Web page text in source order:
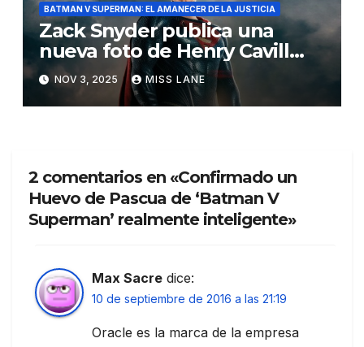
BATMAN V SUPERMAN: EL AMANECER DE LA JUSTICIA
Zack Snyder publica una
nueva foto de Henry Cavill
como Superman
NOV 3, 2025 MISS LANE
2 comentarios en «Confirmado un
Huevo de Pascua de ‘Batman V
Superman’ realmente inteligente»
Max Sacre dice:
10 de septiembre de 2016 a las 21:19
Oracle es la marca de la empresa